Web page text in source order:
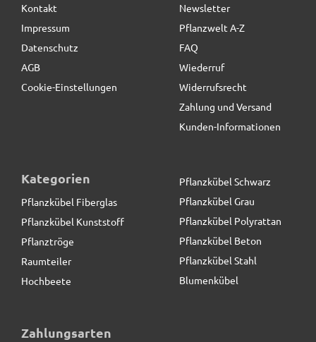
319,00 € *statt
Kontakt
Impressum
Datenschutz
AGB
Cookie-Einstellungen
Newsletter
Pflanzwelt A-Z
FAQ
Wiederruf
Widerrufsrecht
Zahlung und Versand
Kunden-Informationen
Kategorien
Pflanzkübel Fiberglas
Pflanzkübel Kunststoff
Pflanztröge
Raumteiler
Hochbeete
Pflanzkübel Schwarz
Pflanzkübel Grau
Pflanzkübel Polyrattan
Pflanzkübel Beton
Pflanzkübel Stahl
Blumenkübel
Zahlungsarten